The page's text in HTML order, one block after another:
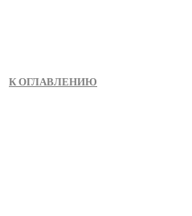
К ОГЛАВЛЕНИЮ